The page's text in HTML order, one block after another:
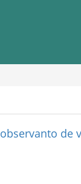
de